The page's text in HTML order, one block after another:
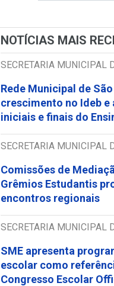
NOTÍCIAS MAIS
SECRETARIA MUNICIPAL
Rede Municipal de
crescimento no Ideb e
iniciais e finais do
SECRETARIA MUNICIPAL
Comissões de
Grêmios Estudantis
encontros regionais
SECRETARIA MUNICIPAL
SME apresenta
escolar como
Congresso Escolar